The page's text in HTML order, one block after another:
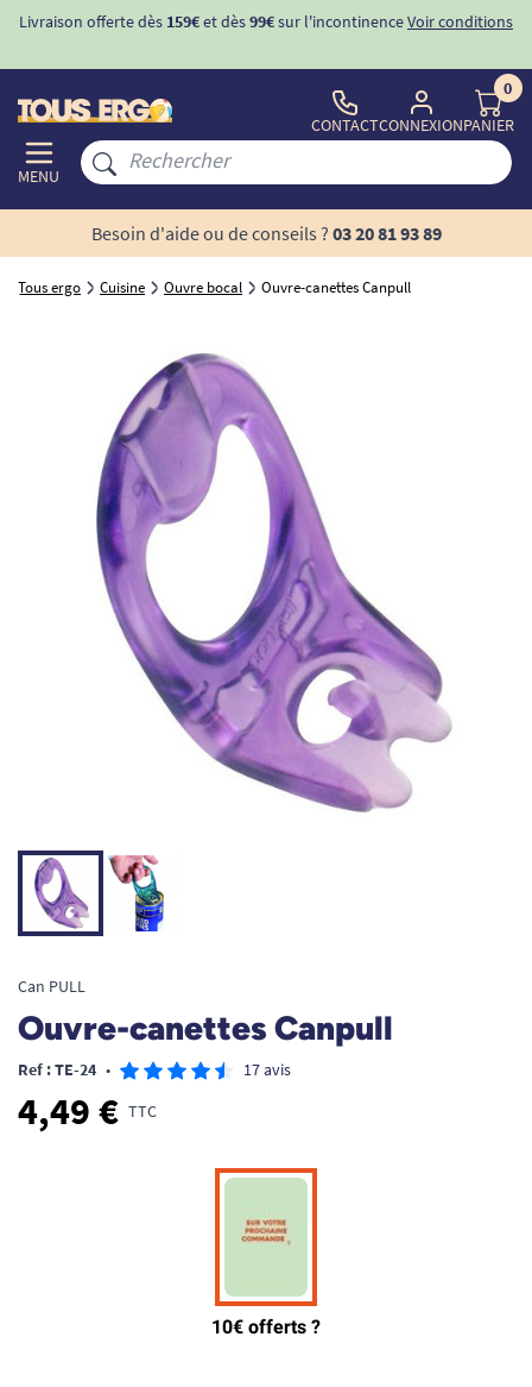
Livraison offerte dès 159€et dès99€sur l'incontinenceVoir conditions
MENU
CONTACTCONNEXION
0
PANIER
Besoin d'aide ou de conseils ? 03 20 81 93 89
Tous ergo Cuisine Ouvre bocal Ouvre-canettes Canpull
Can PULL
Ouvre-canettes Canpull
Ref : TE-24 • 17 avis
4,49 € TTC